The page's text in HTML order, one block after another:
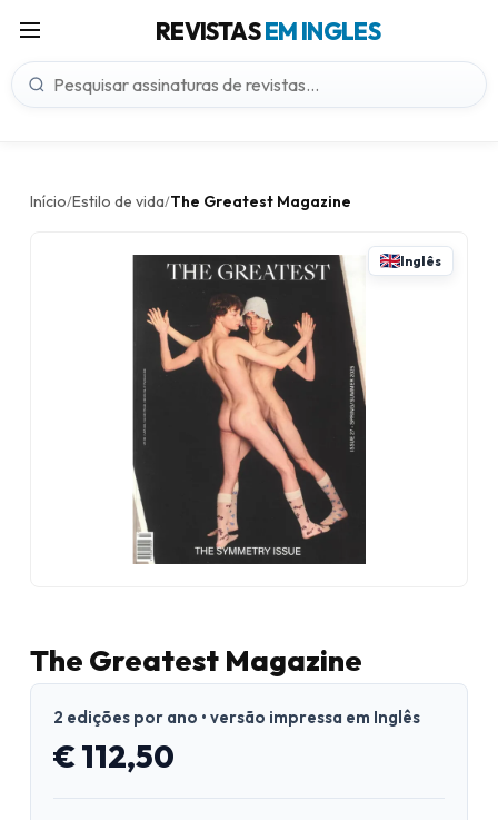
REVISTASEM INGLES
Início/Estilo de vida/The Greatest Magazine
Inglês
The Greatest Magazine
2 edições por ano • versão impressa em Inglês
€ 112,50